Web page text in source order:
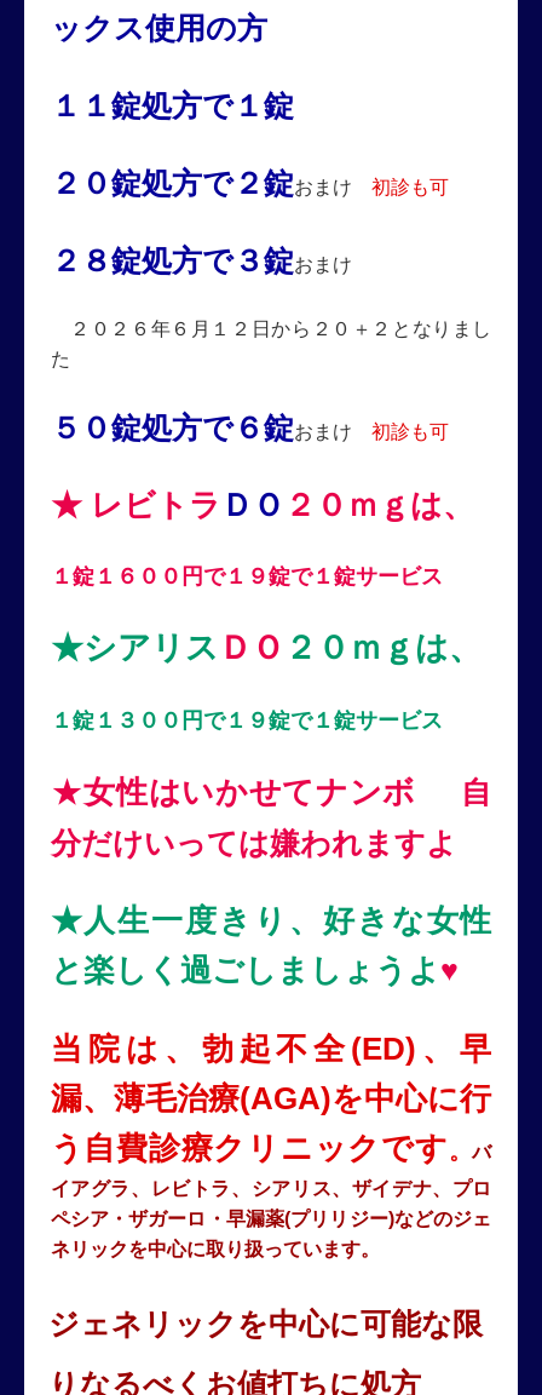
ックス使用の方
１１錠処方で１錠
２０錠処方で２錠おまけ 初診も可
２８錠処方で３錠おまけ
２０２６年６月１２日から２０＋２となりまし
た
５０錠処方で６錠おまけ 初診も可
★ レビトラ ＤＯ ２０ｍｇは、
１錠１６００円で１９錠で１錠サービス
★シアリス ＤＯ ２０ｍｇは、
１錠１３００円で１９錠で１錠サービス
★女性はいかせてナンボ
自
分だけいっては嫌われますよ
★人生一度きり、好きな女性
と楽しく過ごしましょうよ ♥
当院は、勃起不全(ED)、早
漏、薄毛治療(AGA)を中心に行
う自費診療クリニックです。バ
イアグラ、レビトラ、シアリス、ザイデナ、プロ
ペシア・ザガーロ・早漏薬(プリリジー)などのジェ
ネリックを中心に取り扱っています。
ジェネリックを中心に可能な限
りなるべくお値打ちに処方